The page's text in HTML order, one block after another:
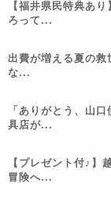
【福井県民特典あ
ろって...
出費が増える夏の
な...
「ありがとう、山
具店が...
【プレゼント付♪】
冒険へ...